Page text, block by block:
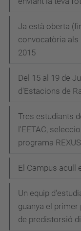
Ja està oberta
convocatòria als
2015
Del 15 al 19 de
d'Estacions de
Tres estudiants
l'EETAC,
programa
El Campus acull
Un equip
guanya el
de predistorsió